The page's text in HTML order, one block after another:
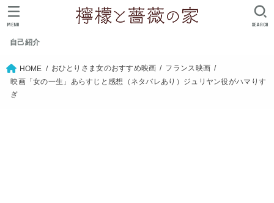
自己紹介
SEARCH
MENU
HOME おひとりさま女のおすすめ映画
フランス映画
映画「女の一生」あらすじと感想（ネタバレあり）ジュリヤン役がハマりす
ぎ